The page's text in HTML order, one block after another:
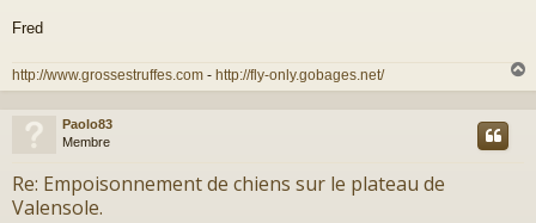
Fred
http://www.grossestruffes.com - http://fly-only.gobages.net/
a
Paolo83
Membre
Re: Empoisonnement de chiens sur le plateau de
Valensole.